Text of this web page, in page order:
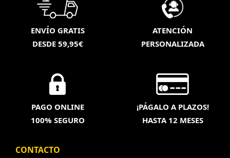
ENVÍO GRATIS
DESDE 59,95€
ATENCIÓN
PERSONALIZADA
PAGO ONLINE
100% SEGURO
¡PÁGALO A PLAZOS!
HASTA 12 MESES
CONTACTO